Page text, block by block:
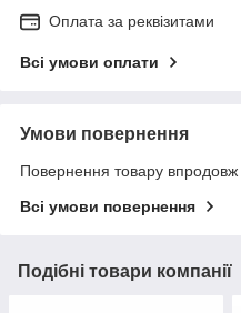
Оплата за реквізитами
Всі умови оплати
Умови повернення
Повернення товару впродовж
Всі умови повернення
Подібні товари компанії